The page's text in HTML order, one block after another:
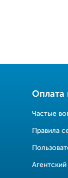
Оплата
Частые
Правила